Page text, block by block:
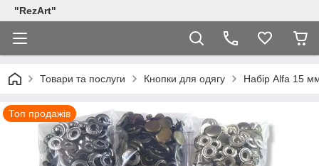
"RezArt"
Товари та послуги Кнопки для одягу Набір Alfa 15
Топ продажів